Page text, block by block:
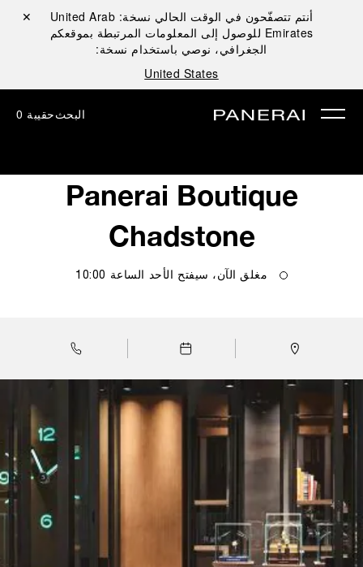
أنتم تتصفّحون في الوقت الحالي نسخة: United Arab
Emirates للوصول إلى المعلومات المرتبطة بموقعكم
الجغرافي، نوصي باستخدام نسخة:
United States
إغلاق ✕
البحثحقيبة 0
Panerai Boutique
Chadstone
مغلق الآن، سيفتح الأحد الساعة 10:00